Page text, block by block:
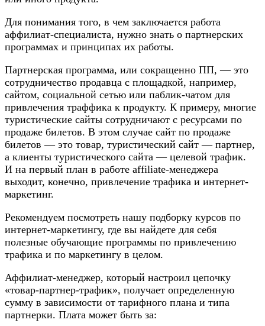
Для понимания того, в чем заключается работа
аффилиат-специалиста, нужно знать о партнерских
программах и принципах их работы.
Партнерская программа, или сокращенно ПП, — это
сотрудничество продавца с площадкой, например,
сайтом, социальной сетью или паблик-чатом для
привлечения траффика к продукту. К примеру, многие
туристические сайты сотрудничают с ресурсами по
продаже билетов. В этом случае сайт по продаже
билетов — это товар, туристический сайт — партнер,
а клиенты туристического сайта — целевой трафик.
И на первый план в работе affiliate-менеджера
выходит, конечно, привлечение трафика и интернет-
маркетинг.
Рекомендуем посмотреть нашу подборку курсов по
интернет-маркетингу, где вы найдете для себя
полезные обучающие программы по привлечению
трафика и по маркетингу в целом.
Аффилиат-менеджер, который настроил цепочку
«товар-партнер-трафик», получает определенную
сумму в зависимости от тарифного плана и типа
партнерки. Плата может быть за: